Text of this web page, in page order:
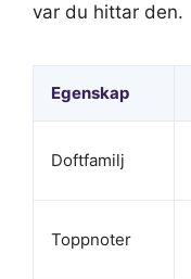
var du hittar den.
Egenskap
Doftfamilj
Toppnoter